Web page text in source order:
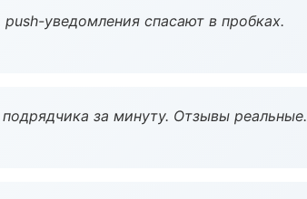
уведомления спасают в пробках.
за минуту. Отзывы реальные.